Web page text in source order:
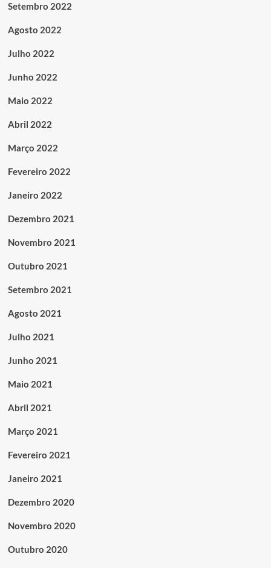
Setembro 2022
Agosto 2022
Julho 2022
Junho 2022
Maio 2022
Abril 2022
Março 2022
Fevereiro 2022
Janeiro 2022
Dezembro 2021
Novembro 2021
Outubro 2021
Setembro 2021
Agosto 2021
Julho 2021
Junho 2021
Maio 2021
Abril 2021
Março 2021
Fevereiro 2021
Janeiro 2021
Dezembro 2020
Novembro 2020
Outubro 2020